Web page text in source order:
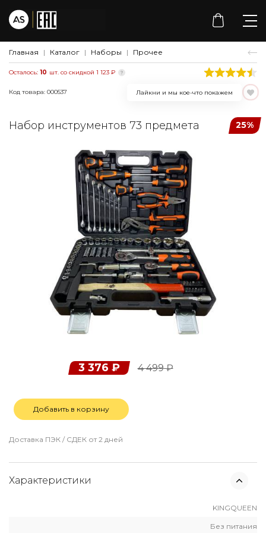
Главная Каталог Наборы Прочее
Осталось: 10 шт. со скидкой 1 123 ₽
Код товара: 000537 Лайкни и мы кое-что покажем
Набор инструментов 73 предмета 25%
3 376 ₽ 4 499₽
Добавить в корзину
Доставка ПЭК / СДЕК от 2 дней
Характеристики
KINGQUEEN
Без питания